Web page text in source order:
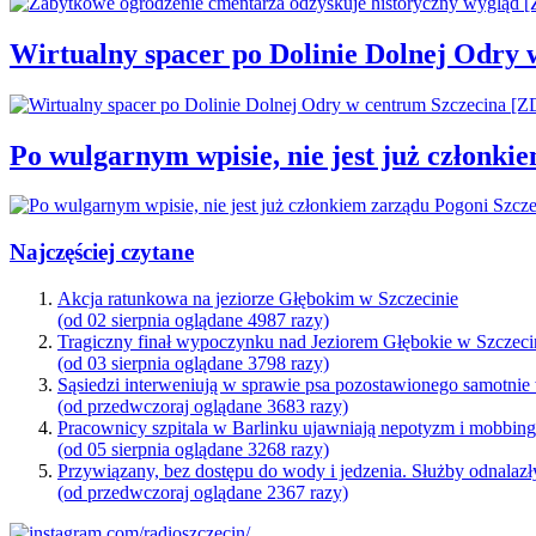
Wirtualny spacer po Dolinie Dolnej Odry
Po wulgarnym wpisie, nie jest już
Najczęściej czytane
Akcja ratunkowa na jeziorze Głębokim w Szczecinie
(od 02 sierpnia oglądane 4987 razy)
Tragiczny finał wypoczynku nad Jeziorem Głębokie w
(od 03 sierpnia oglądane 3798 razy)
Sąsiedzi interweniują w sprawie psa pozostawionego
(od przedwczoraj oglądane 3683 razy)
Pracownicy szpitala w Barlinku ujawniają nepotyzm i
(od 05 sierpnia oglądane 3268 razy)
Przywiązany, bez dostępu do wody i jedzenia. Służby
(od przedwczoraj oglądane 2367 razy)